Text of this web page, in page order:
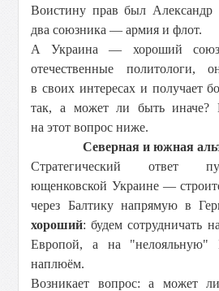
Воистину прав был Александр
два союзника — армия и флот.
А Украина — хороший
отечественные политологи,
в своих интересах и получает
так, а может ли быть иначе?
на этот вопрос ниже.
Северная и южная
Стратегический ответ
ющенковской Украине —
через Балтику напрямую в
хороший: будем сотрудничать
Европой, а на "нелояльную"
наплюём.
Возникает вопрос: а может